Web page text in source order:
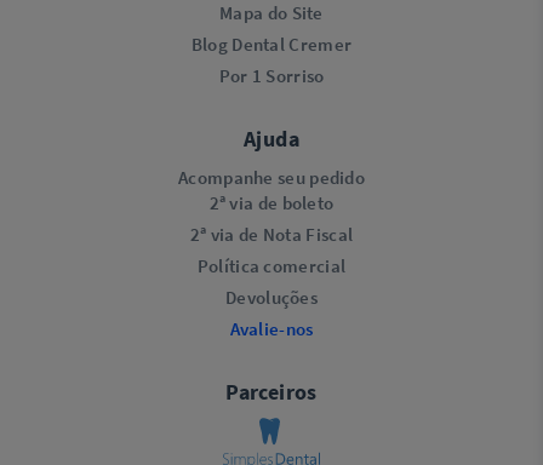
Mapa do Site
Blog Dental Cremer
Por 1 Sorriso
Ajuda
Acompanhe seu pedido
2ª via de boleto
2ª via de Nota Fiscal
Política comercial
Devoluções
Avalie-nos
Parceiros